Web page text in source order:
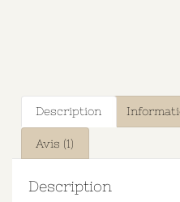
Description
Avis (1)
Description